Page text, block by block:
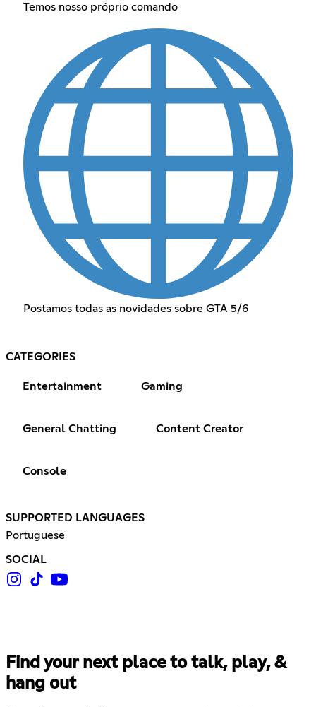
Temos nosso próprio comando
Postamos todas as novidades sobre GTA 5/6
CATEGORIES
Entertainment Gaming
General Chatting Content Creator
Console
SUPPORTED LANGUAGES
Portuguese
SOCIAL
Find your next place to talk, play, &
hang out